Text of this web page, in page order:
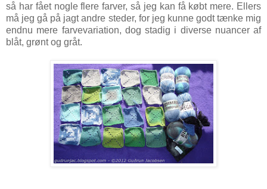
så har fået nogle flere farver, så jeg kan få købt mere. Ellers
må jeg gå på jagt andre steder, for jeg kunne godt tænke mig
endnu mere farvevariation, dog stadig i diverse nuancer af
blåt, grønt og gråt.